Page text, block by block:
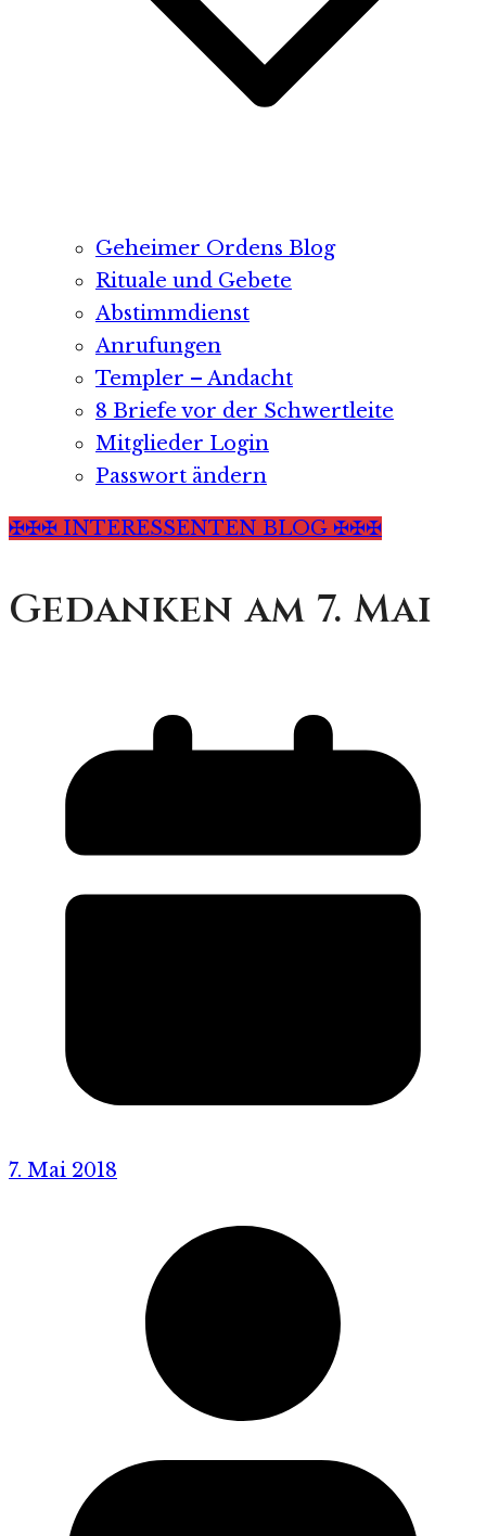
Geheimer Ordens Blog
Rituale und Gebete
Abstimmdienst
Anrufungen
Templer – Andacht
8 Briefe vor der Schwertleite
Mitglieder Login
Passwort ändern
✠✠✠ INTERESSENTEN BLOG ✠✠✠
Gedanken am 7. Mai
7. Mai 2018